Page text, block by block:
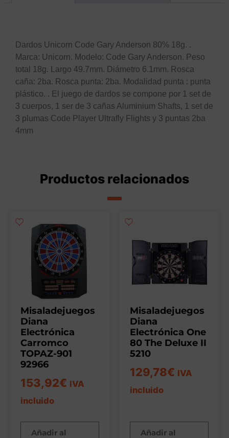
Dardos Unicorn Code Gary Anderson 80% 18g. .
Marca: Unicorn. Modelo: Code Gary Anderson. Peso
total 18g. Largo 49.7mm. Diámetro 6.1mm. Rosca
caña: 2ba. Rosca punta: 2ba. Modalidad punta : punta
plástico. . El juego de dardos se compone por 1 set de
3 cuerpos, 1 ser de 3 cañas Aluminium Shafts, 1 set de
3 plumas Code Player Ultrafly Flights y 3 puntas 2ba
4mm
Productos relacionados
Misaladejuegos
Diana
Electrónica
Carromco
TOPAZ-901
92966
153,92€ IVA
incluido
Añadir al
Misaladejuegos
Diana
Electrónica One
80 The Deluxe II
5210
129,78€ IVA
incluido
Añadir al